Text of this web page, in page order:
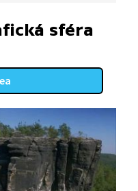
pozitiva pro tamní
sféra